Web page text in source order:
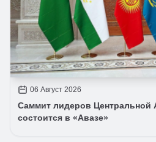
06 Август 2026
Саммит лидеров Центральной
состоится в «Авазе»